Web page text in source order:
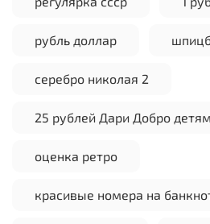
рубль доллар
серебро николая 2
25 рублей Дари Добро детям
оценка ретро
красивые номера на